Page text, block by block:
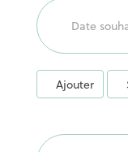
Ajouter